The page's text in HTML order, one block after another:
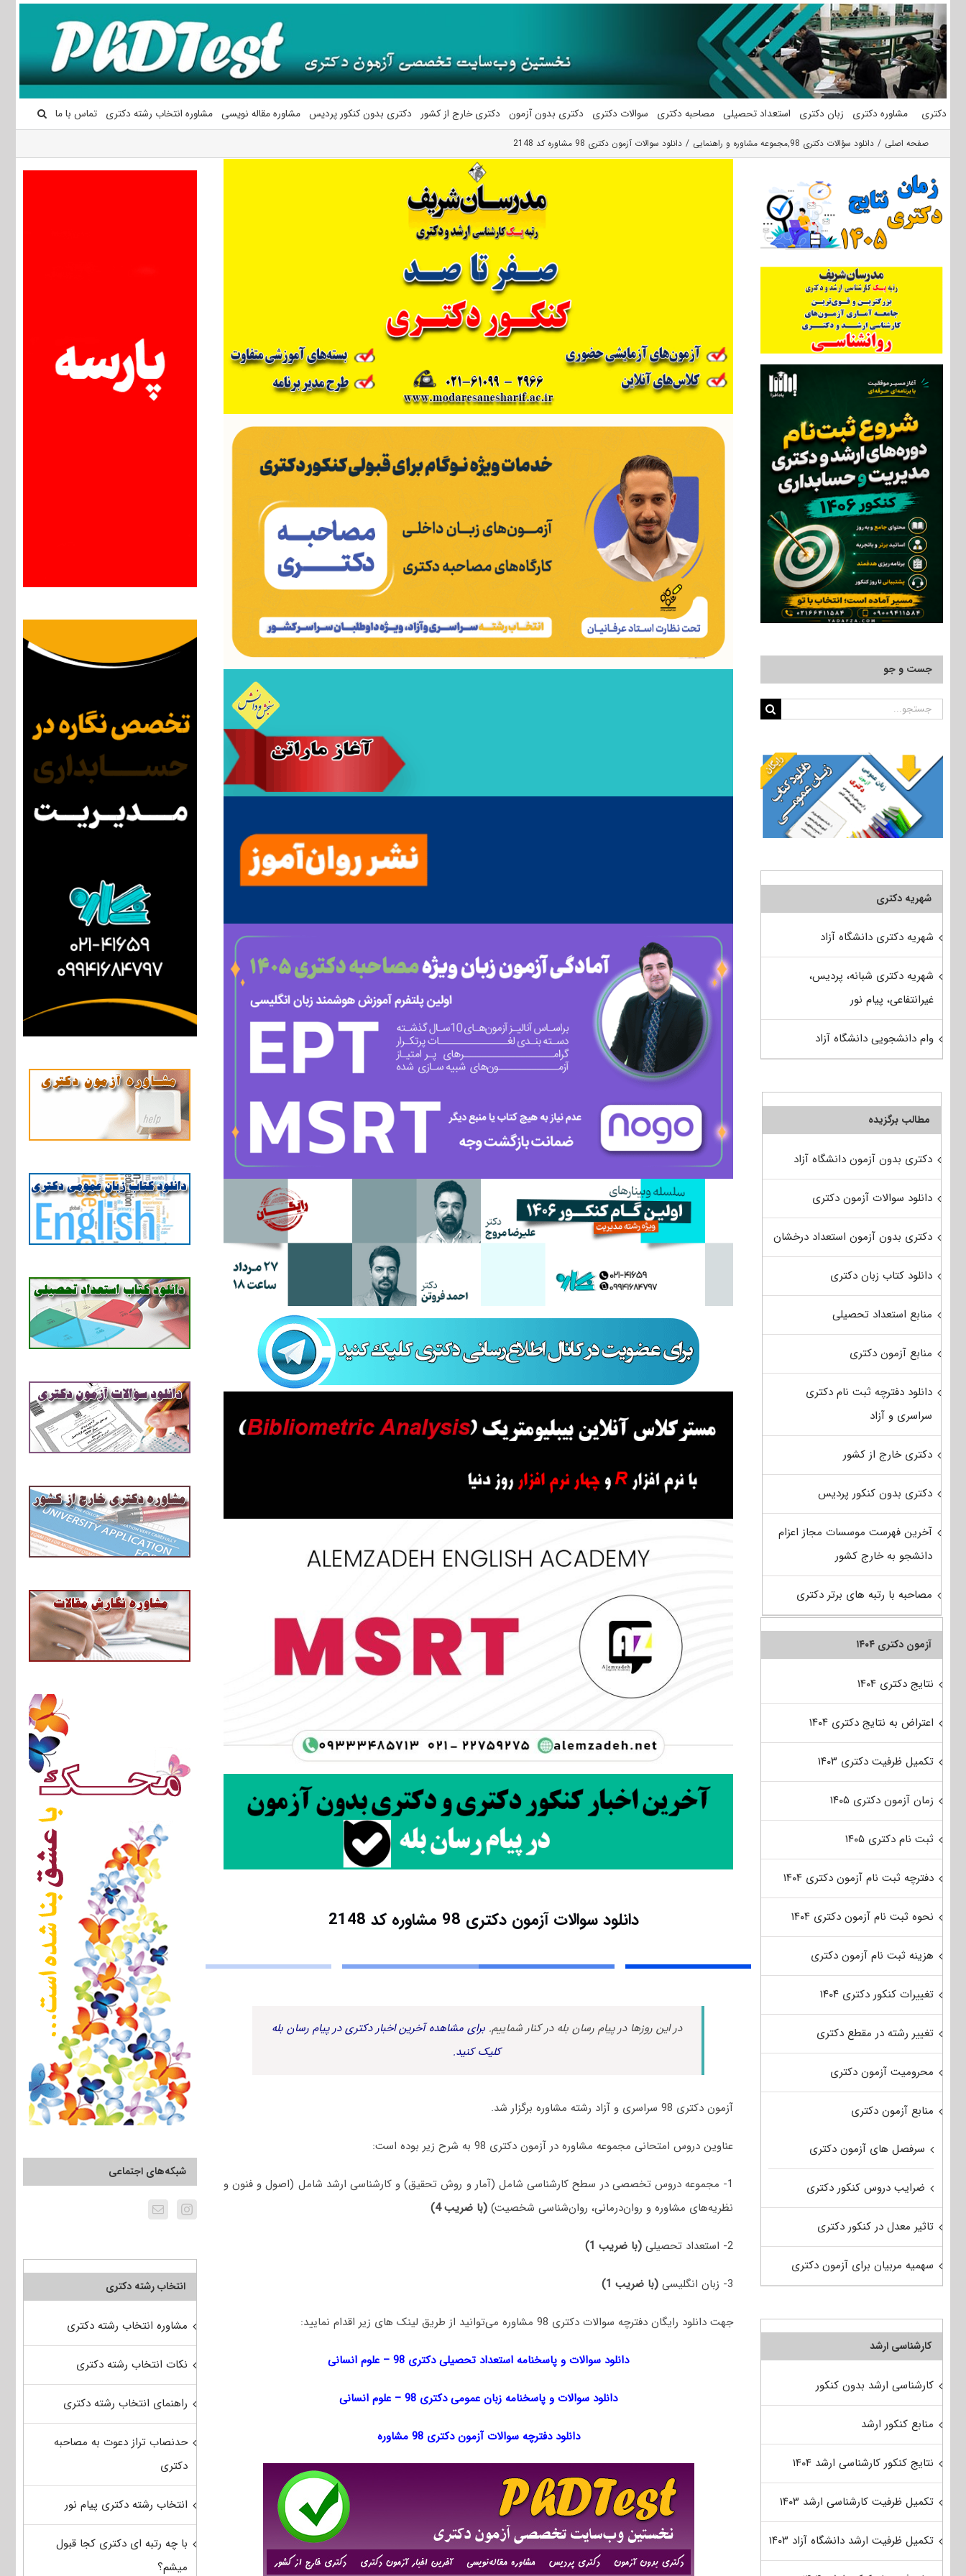
محتوا
دکتری مشاوره دکتری زبان دکتری استعداد تحصیلی مصاحبه دکتری سوالات دکتری دکتری بدون آزمون دکتری خارج از کشور دکتری بدون کنکور پردیس مشاوره مقاله نویسی مشاوره انتخاب رشته دکتری تماس با ما
صفحه اصلی دانلود سؤالات دکتری 98 ,مجموعه مشاوره و راهنمایی دانلود سوالات آزمون دکتری 98 مشاوره کد 2148
دانلود سوالات آزمون دکتری 98 مشاوره کد 2148
در این روزها در پیام رسان بله در کنار شماییم. برای مشاهده آخرین اخبار دکتری در پیام رسان بله
کلیک کنید.
آزمون دکتری 98 سراسری و آزاد رشته مشاوره برگزار شد.
عناوین دروس امتحانی مجموعه مشاوره در آزمون دکتری 98 به شرح زیر بوده است:
1- مجموعه دروس تخصصی در سطح کارشناسی شامل (آمار و روش تحقیق) و کارشناسی ارشد شامل (اصول و فنون و
نظریه‌های مشاوره و روان‌درمانی، روان‌شناسی شخصیت) (با ضریب 4)
2- استعداد تحصیلی (با ضریب 1)
3- زبان انگلیسی (با ضریب 1)
جهت دانلود رایگان دفترچه سوالات دکتری 98 مشاوره می‌توانید از طریق لینک های زیر اقدام نمایید:
دانلود سوالات و پاسخنامه استعداد تحصیلی دکتری 98 – علوم انسانی
دانلود سوالات و پاسخنامه زبان عمومی دکتری 98 – علوم انسانی
دانلود دفترچه سوالات آزمون دکتری 98 مشاوره
شبکه‌های اجتماعی
انتخاب رشته دکتری
مشاوره انتخاب رشته دکتری
نکات انتخاب رشته دکتری
راهنمای انتخاب رشته دکتری
حدنصاب تراز دعوت به مصاحبه
دکتری
انتخاب رشته دکتری پیام نور
با چه رتبه ای دکتری کجا قبول
میشم؟
جست و جو
جستجو
شهریه دکتری
شهریه دکتری دانشگاه آزاد
شهریه دکتری شبانه، پردیس،
غیرانتفاعی، پیام نور
وام دانشجویی دانشگاه آزاد
مطالب برگزیده
دکتری بدون آزمون دانشگاه آزاد
دانلود سوالات آزمون دکتری
دکتری بدون آزمون استعداد درخشان
دانلود کتاب زبان دکتری
منابع استعداد تحصیلی
منابع آزمون دکتری
دانلود دفترچه ثبت نام دکتری
سراسری و آزاد
دکتری خارج از کشور
دکتری بدون کنکور پردیس
آخرین فهرست موسسات مجاز اعزام
دانشجو به خارج کشور
مصاحبه با رتبه های برتر دکتری
آزمون دکتری ۱۴۰۴
نتایج دکتری ۱۴۰۴
اعتراض به نتایج دکتری ۱۴۰۴
تکمیل ظرفیت دکتری ۱۴۰۳
زمان آزمون دکتری ۱۴۰۵
ثبت نام دکتری ۱۴۰۵
دفترچه ثبت نام آزمون دکتری ۱۴۰۴
نحوه ثبت نام آزمون دکتری ۱۴۰۴
هزینه ثبت نام آزمون دکتری
تغییرات کنکور دکتری ۱۴۰۴
تغییر رشته در مقطع دکتری
محرومیت آزمون دکتری
منابع آزمون دکتری
سرفصل های آزمون دکتری
ضرایب دروس کنکور دکتری
تاثیر معدل در کنکور دکتری
سهمیه مربیان برای آزمون دکتری
کارشناسی ارشد
کارشناسی ارشد بدون کنکور
منابع کنکور ارشد
نتایج کنکور کارشناسی ارشد ۱۴۰۴
تکمیل ظرفیت کارشناسی ارشد ۱۴۰۳
تکمیل ظرفیت ارشد دانشگاه آزاد ۱۴۰۳